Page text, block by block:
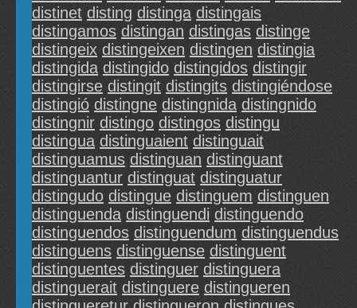
distinet disting distinga distingais
distingamos distingan distingas distinge
distingeix distingeixen distingen distingia
distingida distingido distingidos distingir
distingirse distingit distingits distingiéndose
distingió distingne distingnida distingnido
distingnir distingo distingos distingu
distingua distinguaient distinguait
distinguamus distinguan distinguant
distinguantur distinguat distinguatur
distingudo distingue distinguem distinguen
distinguenda distinguendi distinguendo
distinguendos distinguendum distinguendus
distinguens distinguense distinguent
distinguentes distinguer distinguera
distinguerait distinguere distingueren